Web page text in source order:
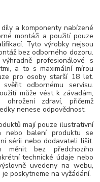
a komponenty nabízené
montáži a použití pouze
Tyto výrobky nejsou
bez odborného dozoru.
profesionálové s
a to s maximální mírou
pro osoby starší 18 let.
odbornému servisu.
může vést k závadám,
ohrožení zdraví, přičemž
nenese odpovědnost.
mají pouze ilustrativní
nebo balení produktu se
sérii nebo dodavateli lišit.
měnit bez předchozího
technické údaje nebo
uvedeny na webu,
poskytneme na vyžádání.